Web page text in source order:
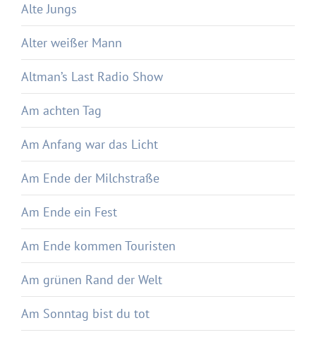
Alte Jungs
Alter weißer Mann
Altman’s Last Radio Show
Am achten Tag
Am Anfang war das Licht
Am Ende der Milchstraße
Am Ende ein Fest
Am Ende kommen Touristen
Am grünen Rand der Welt
Am Sonntag bist du tot